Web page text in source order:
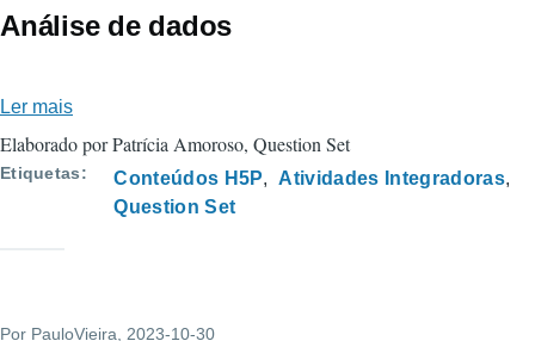
Análise de dados
Ler mais
Análise
de
dados
Elaborado por Patrícia Amoroso, Question Set
Etiquetas Conteúdos H5P
Atividades Integradoras
Question Set
Por PauloVieira, 2023-10-30